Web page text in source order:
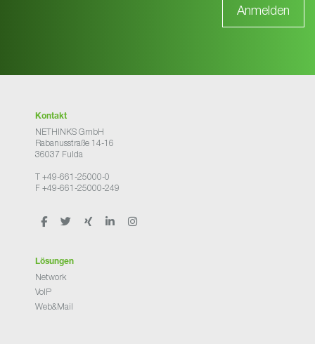
Kontakt
NETHINKS GmbH
Rabanusstraße 14-16
36037 Fulda
T +49-661-25000-0
F +49-661-25000-249
Lösungen
Network
VoIP
Web&Mail